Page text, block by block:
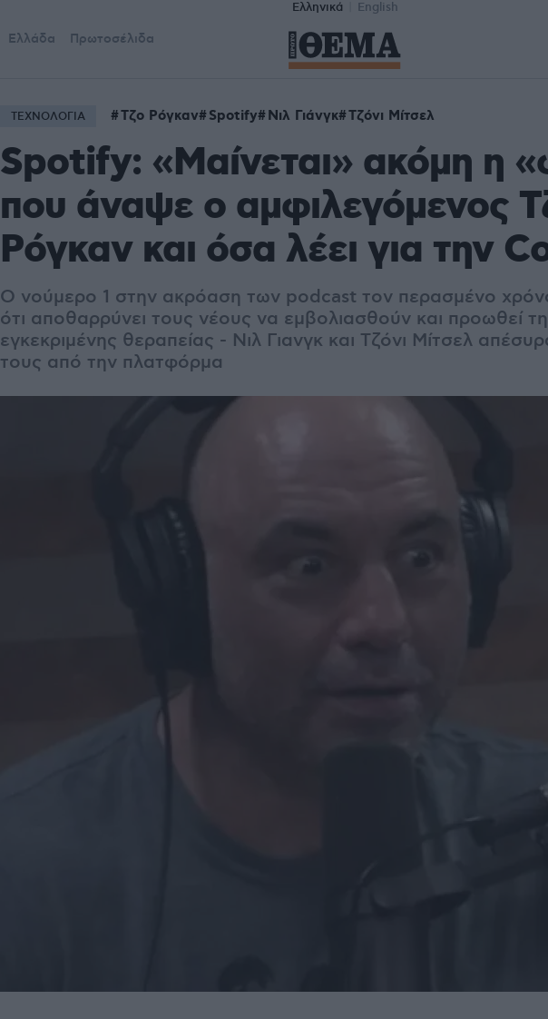
Ελληνικά English
Ελλάδα Πρωτοσέλιδα
ΤΕΧΝΟΛΟΓΙΑ Τζο Ρόγκαν Spotify Νιλ Γιάνγκ Τζόνι Μίτσελ
Spotify: «Μαίνεται» ακόμη η
που άναψε ο αμφιλεγόμενος
Ρόγκαν και όσα λέει για την
O νούμερο 1 στην ακρόαση των podcast τον περασμένο
ότι αποθαρρύνει τους νέους να εμβολιασθούν και προωθεί
εγκεκριμένης θεραπείας - Νιλ Γιανγκ και Τζόνι Μίτσελ
τους από την πλατφόρμα